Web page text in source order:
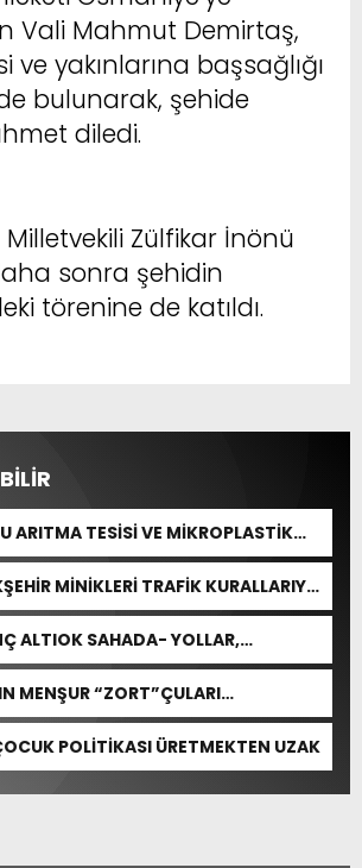
Vali Mahmut Demirtaş,
ve yakınlarına başsağlığı
bulunarak, şehide
diledi.
Zülfikar İnönü
sonra şehidin
törenine de katıldı.
ARITMA TESİSİ VE MİKROPLASTİK
AÇIKLAMA
MİNİKLERİ TRAFİK KURALLARIYLA
ALTIOK SAHADA- YOLLAR,
MENŞUR “ZORT”ÇULARI…
POLİTİKASI ÜRETMEKTEN UZAK